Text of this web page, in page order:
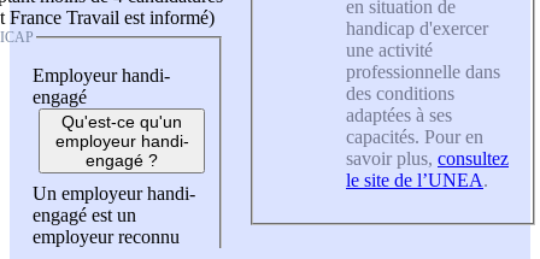
France Travail est informé)
Employeur handi-
engagé
Qu'est-ce qu'un
employeur handi-
engagé ?
Un employeur handi-
engagé est un
employeur reconnu
en situation de
handicap d'exercer
une activité
professionnelle dans
des conditions
adaptées à ses
capacités. Pour en
savoir plus, consultez
le site de l’UNEA.